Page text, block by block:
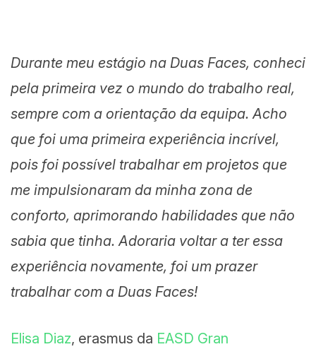
Durante meu estágio na Duas Faces, conheci
pela primeira vez o mundo do trabalho real,
sempre com a orientação da equipa. Acho
que foi uma primeira experiência incrível,
pois foi possível trabalhar em projetos que
me impulsionaram da minha zona de
conforto, aprimorando habilidades que não
sabia que tinha. Adoraria voltar a ter essa
experiência novamente, foi um prazer
trabalhar com a Duas Faces!
Elisa Diaz, erasmus da EASD Gran